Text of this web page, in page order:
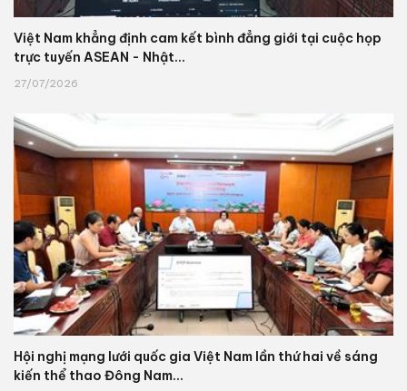
Việt Nam khẳng định cam kết bình đẳng giới tại cuộc họp
trực tuyến ASEAN - Nhật...
27/07/2026
Hội nghị mạng lưới quốc gia Việt Nam lần thứ hai về sáng
kiến thể thao Đông Nam...